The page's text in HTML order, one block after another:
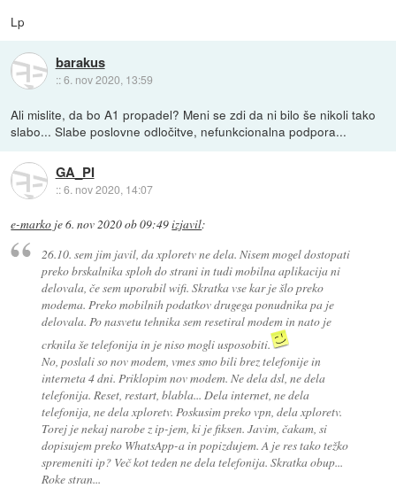
Lp
barakus
::6. nov 2020, 13:59
Ali mislite, da bo A1 propadel? Meni se zdi da ni bilo še nikoli tako
slabo... Slabe poslovne odločitve, nefunkcionalna podpora...
GA_PI
::6. nov 2020, 14:07
e-marko je6. nov 2020 ob 09:49izjavil:
26.10. sem jim javil, da xploretv ne dela. Nisem mogel dostopati
preko brskalnika sploh do strani in tudi mobilna aplikacija ni
delovala, če sem uporabil wifi. Skratka vse kar je šlo preko
modema. Preko mobilnih podatkov drugega ponudnika pa je
delovala. Po nasvetu tehnika sem resetiral modem in nato je
crknila še telefonija in je niso mogli usposobiti.
No, poslali so nov modem, vmes smo bili brez telefonije in
interneta 4 dni. Priklopim nov modem. Ne dela dsl, ne dela
telefonija. Reset, restart, blabla... Dela internet, ne dela
telefonija, ne dela xploretv. Poskusim preko vpn, dela xploretv.
Torej je nekaj narobe z ip-jem, ki je fiksen. Javim, čakam, si
dopisujem preko WhatsApp-a in popizdujem. A je res tako težko
spremeniti ip? Več kot teden ne dela telefonija. Skratka obup...
Roke stran...